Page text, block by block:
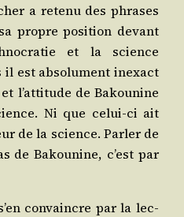
a rete­nu des phrases
propre posi­tion devant
et la science
est abso­lu­ment inexact
l’attitude de Bakou­nine
Ni que celui-ci ait
de la science. Par­ler de
de Bakou­nine, c’est par
convaincre par la lec­